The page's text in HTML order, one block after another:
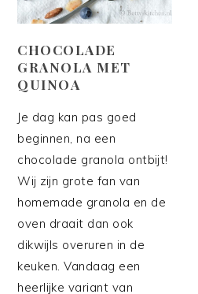
CHOCOLADE
GRANOLA MET
QUINOA
Je dag kan pas goed
beginnen, na een
chocolade granola ontbijt!
Wij zijn grote fan van
homemade granola en de
oven draait dan ook
dikwijls overuren in de
keuken. Vandaag een
heerlijke variant van